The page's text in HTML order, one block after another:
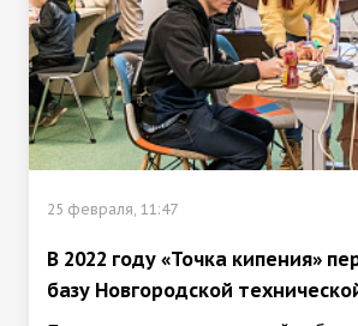
25 февраля, 11:47
В 2022 году «Точка кипения»
базу Новгородской